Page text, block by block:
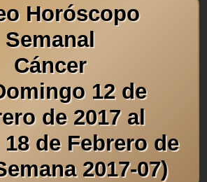
Horóscopo
Semanal
Cáncer
12 de
de 2017 al
de Febrero de
2017-07)